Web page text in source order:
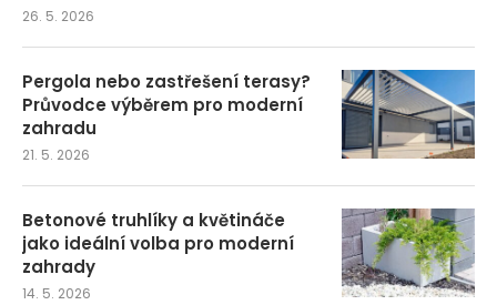
26. 5. 2026
Pergola nebo zastřešení terasy?
Průvodce výběrem pro moderní
zahradu
21. 5. 2026
Betonové truhlíky a květináče
jako ideální volba pro moderní
zahrady
14. 5. 2026